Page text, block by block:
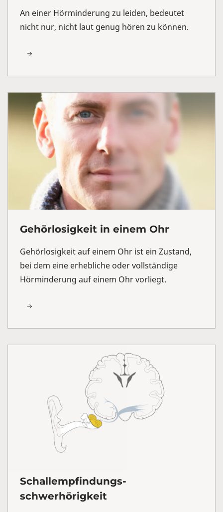
An einer Hörminderung zu leiden, bedeutet
nicht nur, nicht laut genug hören zu können.
Gehörlosigkeit in einem Ohr
Gehörlosigkeit auf einem Ohr ist ein Zustand,
bei dem eine erhebliche oder vollständige
Hörminderung auf einem Ohr vorliegt.
Schallempfindungs-
schwerhörigkeit